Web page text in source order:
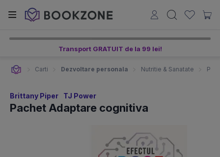
Transport GRATUIT de la 99 lei!
Carti Dezvoltare personala Nutritie & Sanatate
Brittany Piper TJ Power
Pachet Adaptare cognitiva